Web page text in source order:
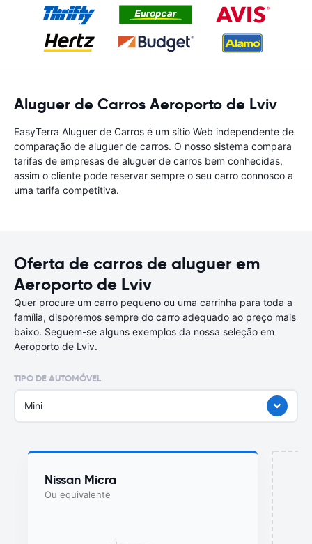
Aluguer de Carros Aeroporto de Lviv
EasyTerra Aluguer de Carros é um sítio Web independente de
comparação de aluguer de carros. O nosso sistema compara
tarifas de empresas de aluguer de carros bem conhecidas,
assim o cliente pode reservar sempre o seu carro connosco a
uma tarifa competitiva.
Oferta de carros de aluguer em
Aeroporto de Lviv
Quer procure um carro pequeno ou uma carrinha para toda a
família, disporemos sempre do carro adequado ao preço mais
baixo. Seguem-se alguns exemplos da nossa seleção em
Aeroporto de Lviv.
TIPO DE AUTOMÓVEL
Mini
Nissan Micra
Ou equivalente